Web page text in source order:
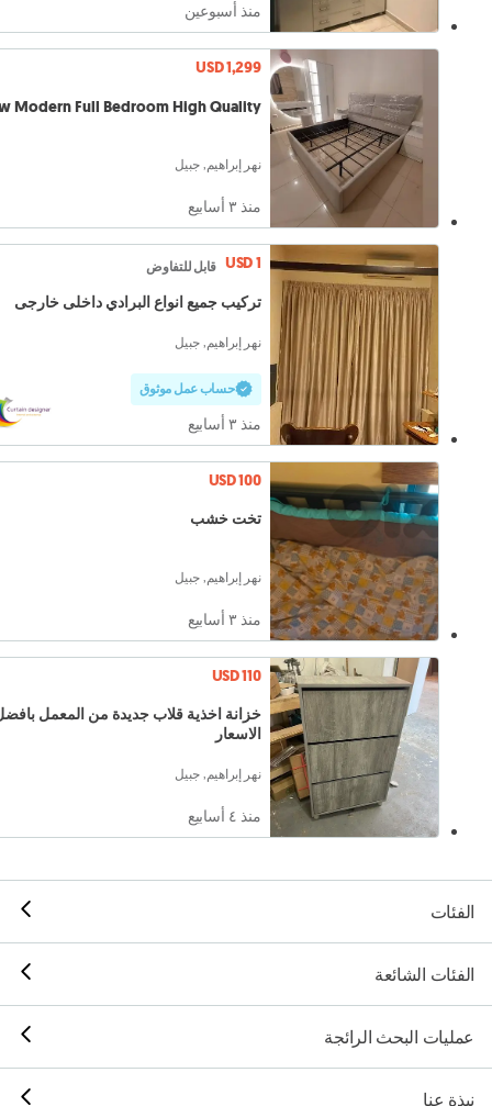
منذ أسبوعين
USD 1,299
Modern Full Bedroom High Quality
نهر إبراهيم, جبيل
منذ ٣ أسابيع
USD 1 قابل للتفاوض
تركيب جميع انواع البرادي داخلى خارجى
نهر إبراهيم, جبيل
حساب عمل موثوق
منذ ٣ أسابيع
USD 100
تخت خشب
نهر إبراهيم, جبيل
منذ ٣ أسابيع
USD 110
خزانة اخذية قلاب جديدة من المعمل
الاسعار
نهر إبراهيم, جبيل
منذ ٤ أسابيع
الفئات
الفئات الشائعة
عمليات البحث الرائجة
نبذة عنا